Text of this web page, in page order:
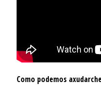
Como podemos